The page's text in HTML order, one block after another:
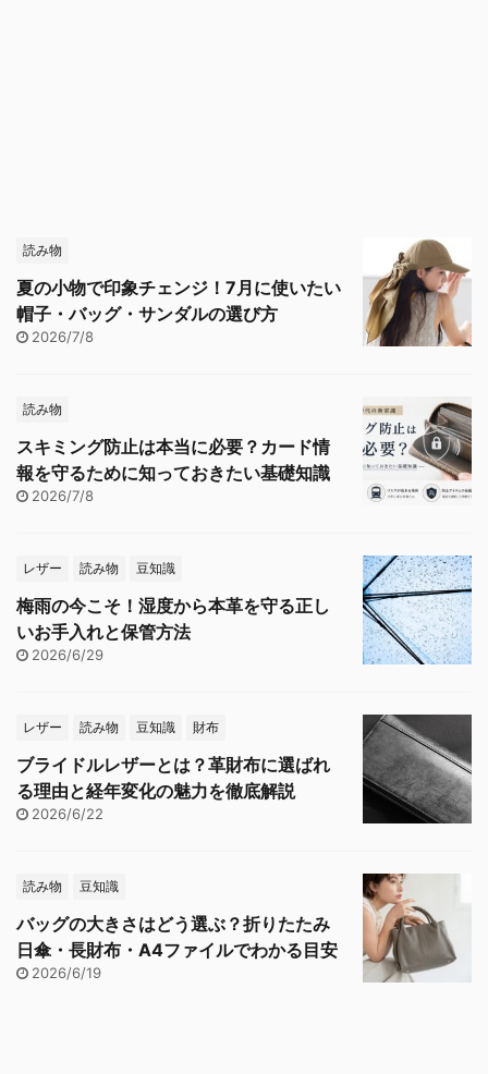
読み物
夏の小物で印象チェンジ！7月に使いたい
帽子・バッグ・サンダルの選び方
2026/7/8
読み物
スキミング防止は本当に必要？カード情
報を守るために知っておきたい基礎知識
2026/7/8
レザー 読み物 豆知識
梅雨の今こそ！湿度から本革を守る正し
いお手入れと保管方法
2026/6/29
レザー 読み物 豆知識 財布
ブライドルレザーとは？革財布に選ばれ
る理由と経年変化の魅力を徹底解説
2026/6/22
読み物 豆知識
バッグの大きさはどう選ぶ？折りたたみ
日傘・長財布・A4ファイルでわかる目安
2026/6/19